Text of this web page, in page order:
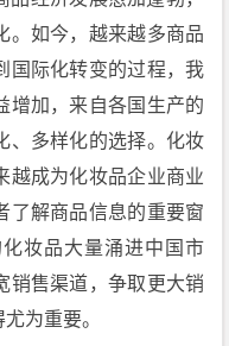
。如今，越来越多商品
国际化转变的过程，我
增加，来自各国生产的
、多样化的选择。化妆
越成为化妆品企业商业
了解商品信息的重要窗
妆品大量涌进中国市
销售渠道，争取更大销
为重要。